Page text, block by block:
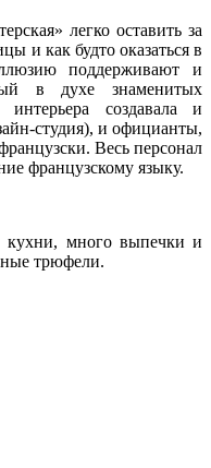
легко оставить за
и как будто оказаться в
поддерживают и
в духе знаменитых
интерьера создавала и
студия), и официанты,
Весь персонал
французскому языку.
много выпечки и
трюфели.